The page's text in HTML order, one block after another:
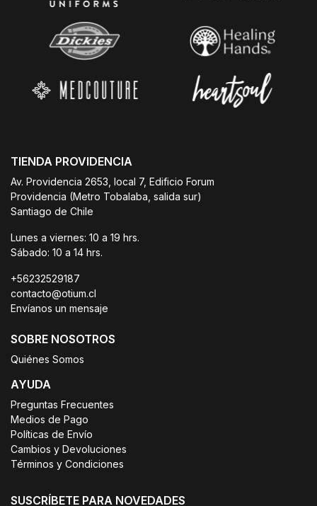
TIENDA PROVIDENCIA
Av. Providencia 2653, local 7, Edificio Forum
Providencia (Metro Tobalaba, salida sur)
Santiago de Chile
Lunes a viernes: 10 a 19 hrs.
Sábado: 10 a 14 hrs.
+56232529187
contacto@otium.cl
Envíanos un mensaje
SOBRE NOSOTROS
Quiénes Somos
AYUDA
Preguntas Frecuentes
Medios de Pago
Políticas de Envío
Cambios y Devoluciones
Términos y Condiciones
SUSCRÍBETE PARA NOVEDADES